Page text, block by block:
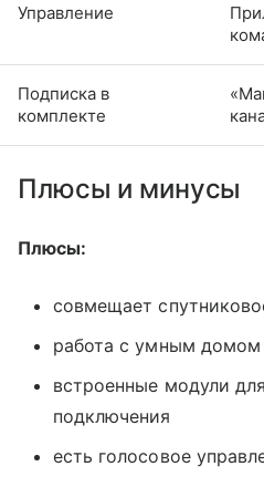
Управление
Подписка в
комплекте
Плюсы и минусы
Плюсы:
совмещает
работа с умным домом
встроенные модули
подключения
есть голосовое